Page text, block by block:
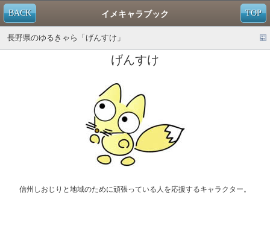
TOP
BACK イメキャラブック
長野県のゆるきゃら「げんすけ」
げんすけ
信州しおじりと地域のために頑張っている人を応援するキャラクター。